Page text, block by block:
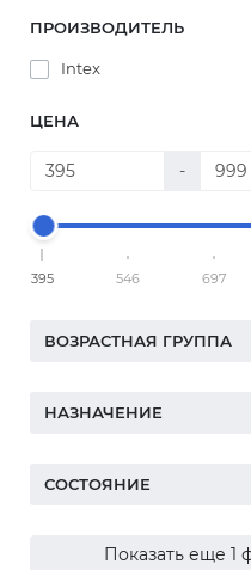
ПРОИЗВОДИТЕЛЬ
Intex
ЦЕНА
-
395 546 697
ВОЗРАСТНАЯ ГРУППА
НАЗНАЧЕНИЕ
СОСТОЯНИЕ
Показать еще 1